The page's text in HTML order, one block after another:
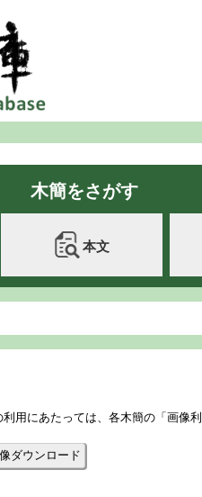
木簡をさがす
本文
利用にあたっては、各木簡の「画像
ダウンロード